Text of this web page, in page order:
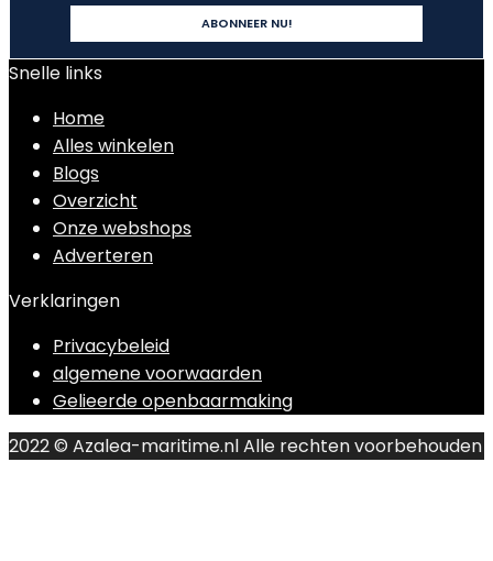
Snelle links
Home
Alles winkelen
Blogs
Overzicht
Onze webshops
Adverteren
Verklaringen
Privacybeleid
algemene voorwaarden
Gelieerde openbaarmaking
2022 © Azalea-maritime.nl Alle rechten voorbehouden